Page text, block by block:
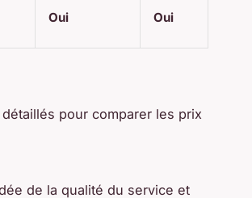
Oui Oui
détaillés pour comparer les prix
de la qualité du service et